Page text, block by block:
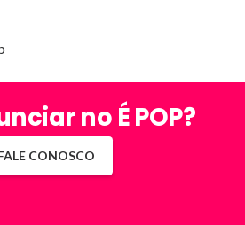
no É POP?
CONOSCO